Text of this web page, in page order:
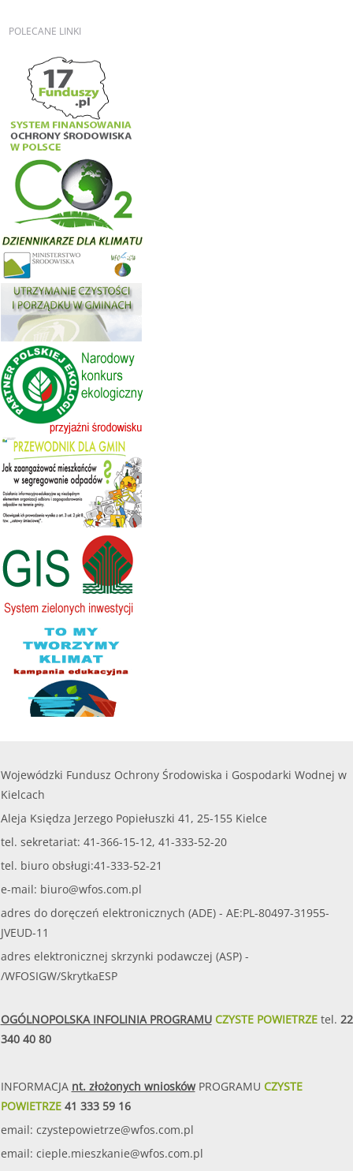
Fundusz Ochrony Środowiska i Gospodarki Wodnej w
29.02.2024
Wojewódzki Fundusz Ochrony Środowiska i Gospodarki
Wodnej w Kielcach ogłasza nabór wniosków w trybie
konkursowym na 2024-2025 z dziedziny INNE DZIAŁANIA
EDUKACJA EKOLOGICZNA na dofinansowanie
zdań/projektów realizowanych na terenie województwa
święto...
Forma naboru – nabór ciągły rozpoczyna się w dniu 16
marca 2018 r. i trwał będzie do wyczerpania środków
finansowych lub do decyzji Zarządu Wojewódzkiego
Funduszu o zawieszeniu lub zakończeniu naboru,
jednak nie później niż do dnia 15 październ...
30.03.2018
Forma naboru – nabór ciągły rozpoczyna się w dniu 30
marca 2018 r. i trwał będzie do wyczerpania środków
finansowych lub do decyzji Zarządu Wojewódzkiego
Funduszu o zakończeniu naboru. "Dofinansowanie
zakupu i montażu przydomowych o...
28.02.2018
Forma naboru – nabór ciągły rozpoczyna się w dniu 1
marca 2018 r. i trwał będzie do wyczerpania środków
finansowych lub do decyzji Zarządu Wojewódzkiego
Funduszu o zawieszeniu lub zakończeniu naboru,
jednak nie później niż do dnia 15 październi...
Program dla osób fizycznych "Ograniczenie emisji
zanieczyszczeń do powietrza poprzez modernizację
indywidualnych kotłowni, zakup i montaż odnawialnych
źródeł energii, termomodernizację budynków" - Edycja II
ze środków Wojewódzkiego Fundus...
15.02.2018 r. i trwał będzie do wyczerpania środków
finansowych lub do decyzji Zarządu Wojewódzkiego
Funduszu o zawieszeniu lub zakończeniu naboru,
czytaj więcej...
Forma naboru – nabór dwuetapowy: I etap rozpoczyna
się w dniu 1 marca 2018 r. i trwał będzie do 23 marca
2018 r. do godz. 15:30 - gminy przekazują listy
podstawowych; II etap rozpoczyna sie ...
POLECANE LINKI
Wojewódzki Fundusz Ochrony Środowiska i Gospodarki Wodnej w
Kielcach
Aleja Księdza Jerzego Popiełuszki 41, 25-155 Kielce
tel. sekretariat: 41-366-15-12, 41-333-52-20
tel. biuro obsługi:41-333-52-21
e-mail: biuro@wfos.com.pl
adres do doręczeń elektronicznych (ADE) - AE:PL-80497-31955-
JVEUD-11
adres elektronicznej skrzynki podawczej (ASP) -
/WFOSIGW/SkrytkaESP
OGÓLNOPOLSKA INFOLINIA PROGRAMUCZYSTE POWIETRZEtel. 22
340 40 80
INFORMACJA nt. złożonych wnioskówPROGRAMU CZYSTE
POWIETRZE41 333 59 16
email: czystepowietrze@wfos.com.pl
email: cieple.mieszkanie@wfos.com.pl